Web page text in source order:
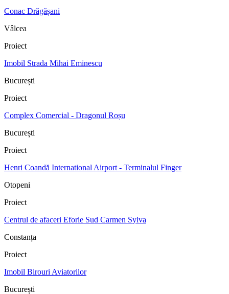
Conac Drăgășani
Vâlcea
Proiect
Imobil Strada Mihai Eminescu
București
Proiect
Complex Comercial - Dragonul Roșu
București
Proiect
Henri Coandă International Airport - Terminalul Finger
Otopeni
Proiect
Centrul de afaceri Eforie Sud Carmen Sylva
Constanța
Proiect
Imobil Birouri Aviatorilor
București